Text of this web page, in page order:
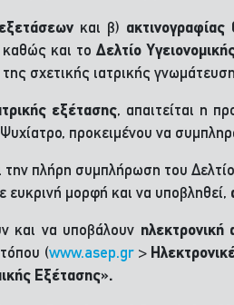
και β)
και τοΔελτίο
σχετικής ιατρικής
εξέτασης, απαιτείται η
προκειμένου να
πλήρη συμπλήρωση του
ευκρινή μορφή και να υποβληθεί,
και να υποβάλουν
(www.asep.gr>
Εξέτασης».